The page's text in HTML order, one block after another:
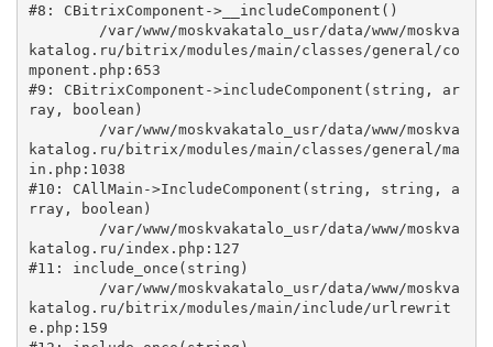
#8: CBitrixComponent->__includeComponent()
katalog.ru/bitrix/modules/main/classes/general/co
mponent.php:653
#9: CBitrixComponent->includeComponent(string, ar
ray, boolean)
katalog.ru/bitrix/modules/main/classes/general/ma
in.php:1038
#10: CAllMain->IncludeComponent(string, string, a
rray, boolean)
katalog.ru/index.php:127
#11: include_once(string)
katalog.ru/bitrix/modules/main/include/urlrewrit
e.php:159